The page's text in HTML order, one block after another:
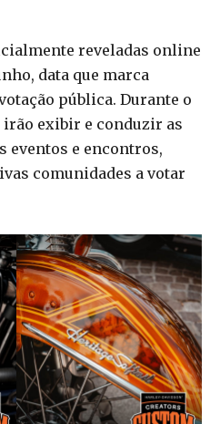
reveladas online
data que marca
pública. Durante o
exibir e conduzir as
eventos e encontros,
comunidades a votar